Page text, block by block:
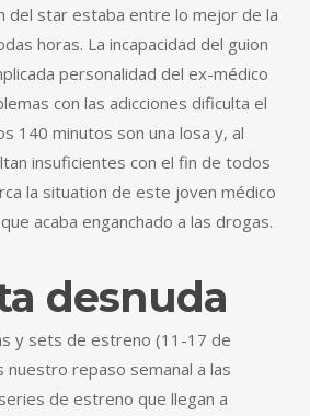
del star estaba entre lo mejor de la
horas. La incapacidad del guion
personalidad del ex-médico
con las adicciones dificulta el
140 minutos son una losa y, al
insuficientes con el fin de todos
la situation de este joven médico
acaba enganchado a las drogas.
desnuda
y sets de estreno (11-17 de
repaso semanal a las
de estreno que llegan a